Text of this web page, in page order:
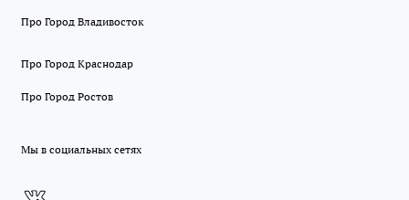
Про Город Владивосток
Про Город Краснодар
Про Город Ростов
Мы в социальных сетях